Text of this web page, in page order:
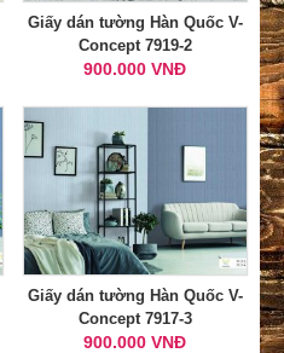
Giấy dán tường Hàn Quốc V-
Concept 7919-2
900.000 VNĐ
Giấy dán tường Hàn Quốc V-
Concept 7917-3
900.000 VNĐ